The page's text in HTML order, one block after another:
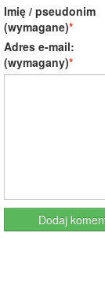
Imię / pseudonim
(wymagane)
Adres e-mail:
(wymagany)